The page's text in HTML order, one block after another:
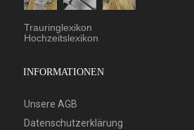
Trauringlexikon
Hochzeitslexikon
INFORMATIONEN
Unsere AGB
Datenschutzerklärung